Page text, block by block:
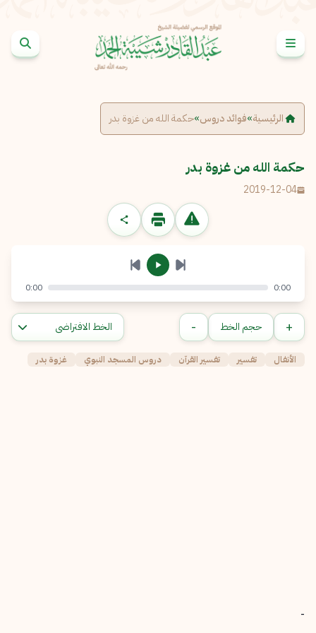
الرئيسية»فوائد دروس»حكمة الله من غزوة بدر
حكمة الله من غزوة بدر
2019-12-04
الإبلاغ عن مشكلة
الرسالة
إرسال إلغاء
0:00
0:00
+ حجم الخط -
الأنفال تفسير تفسير القرآن دروس المسجد النبوي غزوة بدر
-